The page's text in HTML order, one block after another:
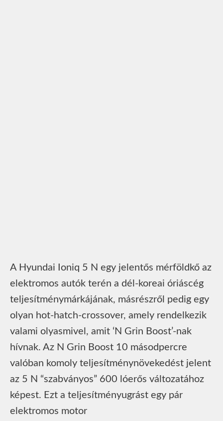
A Hyundai Ioniq 5 N egy jelentős mérföldkő az
elektromos autók terén a dél-koreai óriáscég
teljesítménymárkájának, másrészről pedig egy
olyan hot-hatch-crossover, amely rendelkezik
valami olyasmivel, amit ‘N Grin Boost’-nak
hívnak. Az N Grin Boost 10 másodpercre
valóban komoly teljesítménynövekedést jelent
az 5 N “szabványos” 600 lóerős változatához
képest. Ezt a teljesítményugrást egy pár
elektromos motor